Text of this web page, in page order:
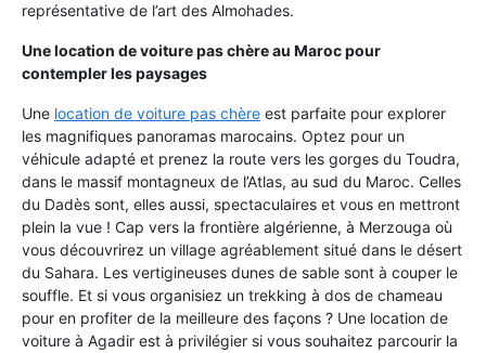
représentative de l’art des Almohades.
Une location de voiture pas chère au Maroc pour
contempler les paysages
Une location de voiture pas chère est parfaite pour explorer
les magnifiques panoramas marocains. Optez pour un
véhicule adapté et prenez la route vers les gorges du Toudra,
dans le massif montagneux de l’Atlas, au sud du Maroc. Celles
du Dadès sont, elles aussi, spectaculaires et vous en mettront
plein la vue ! Cap vers la frontière algérienne, à Merzouga où
vous découvrirez un village agréablement situé dans le désert
du Sahara. Les vertigineuses dunes de sable sont à couper le
souffle. Et si vous organisiez un trekking à dos de chameau
pour en profiter de la meilleure des façons ? Une location de
voiture à Agadir est à privilégier si vous souhaitez parcourir la